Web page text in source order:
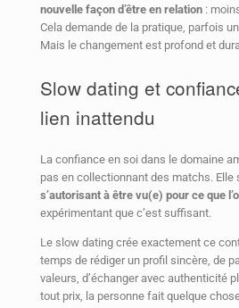
nouvelle façon d’être en relation :
Cela demande de la pratique, parfois
Mais le changement est profond et
Slow dating et
lien inattendu
La confiance en soi dans le domaine
pas en collectionnant des matchs. Elle
s’autorisant à être vu(e) pour ce que
expérimentant que c’est suffisant.
Le slow dating crée exactement ce
temps de rédiger un profil sincère, de
valeurs, d’échanger avec authenticité
tout prix, la personne fait quelque